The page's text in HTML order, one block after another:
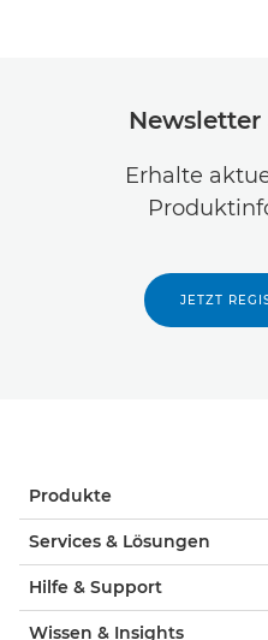
Erhalte
JETZT
Produkte
Services & Lösungen
Hilfe & Support
Wissen & Insights